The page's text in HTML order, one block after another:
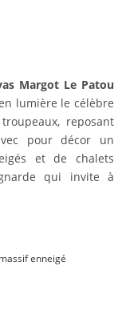
Margot Le Patou
lumière le célèbre
reposant
pour décor un
et de chalets
qui invite à
enneigé